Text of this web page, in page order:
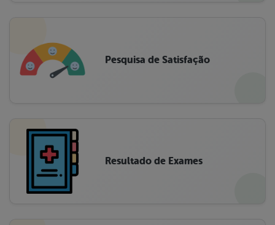
Pesquisa de Satisfação
Resultado de Exames